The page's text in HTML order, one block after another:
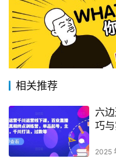
相关推荐
六
巧
造
2025